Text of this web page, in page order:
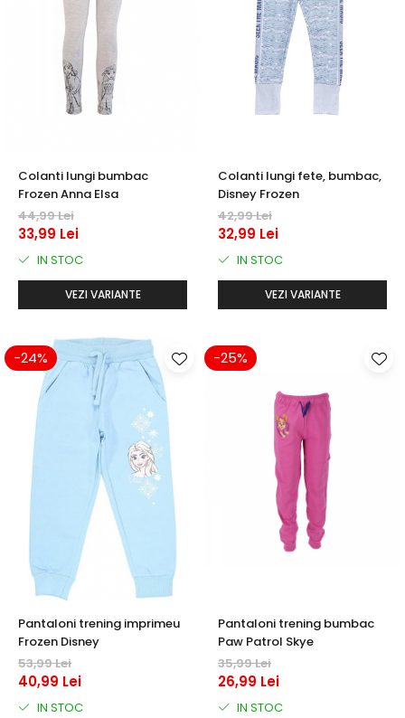
Colanti lungi bumbac
Frozen Anna Elsa
44,99 Lei
33,99 Lei
IN STOC
VEZI VARIANTE
Colanti lungi fete, bumbac,
Disney Frozen
42,99 Lei
32,99 Lei
IN STOC
VEZI VARIANTE
-24%
Pantaloni trening imprimeu
Frozen Disney
53,99 Lei
40,99 Lei
IN STOC
-25%
Pantaloni trening bumbac
Paw Patrol Skye
35,99 Lei
26,99 Lei
IN STOC